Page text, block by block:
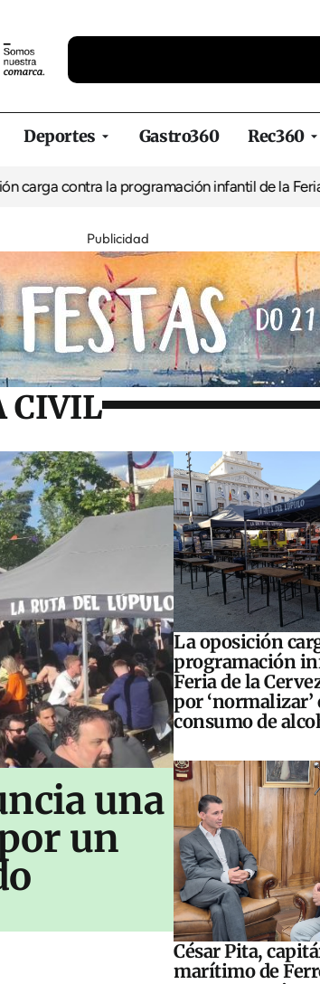
Deportes Gastro360 Rec360
la programación infantil de la Feria de la
Publicidad
CIVIL
una
un
La oposición
programación
Feria de la
por ‘normalizar’
consumo de
César Pita,
marítimo de